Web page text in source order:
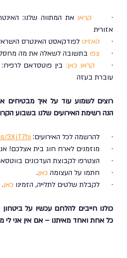
· קראו
אזורית
· האזינו לפודקאסט האינטרס
· צפו בתשובה לשאלה את מה
· קראו כאן:
עוברת בעזה
הנה רשימת האירועים שלנו בשבוע
·      להרשמה לכל האירועים: 3XjT7hi
·      מוזמנים לארח חוג בית אצלכם!
·      הצטרפו לקבוצת העדכונים
·      חתמו על העצומה כאן.
·      לקבלת שלטים לתלייה, הזמינו כאן.
כל אחת ואחד מאיתנו – אם אין אני לי